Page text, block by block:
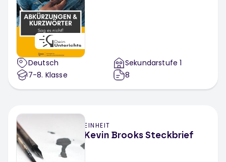
Deutsch
7-8. Klasse
Sekundarstufe 1
8
EINHEIT
Kevin Brooks Steckbrief